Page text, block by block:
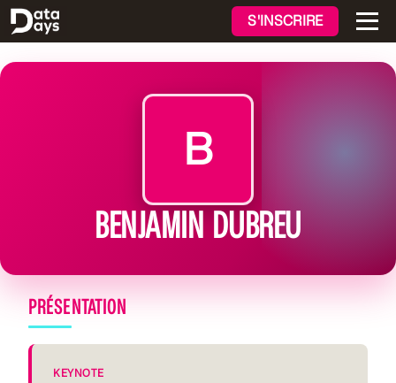
S'INSCRIRE
B
BENJAMIN DUBREU
PRÉSENTATION
KEYNOTE